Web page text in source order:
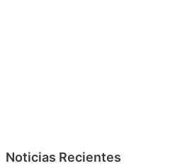
Noticias Recientes